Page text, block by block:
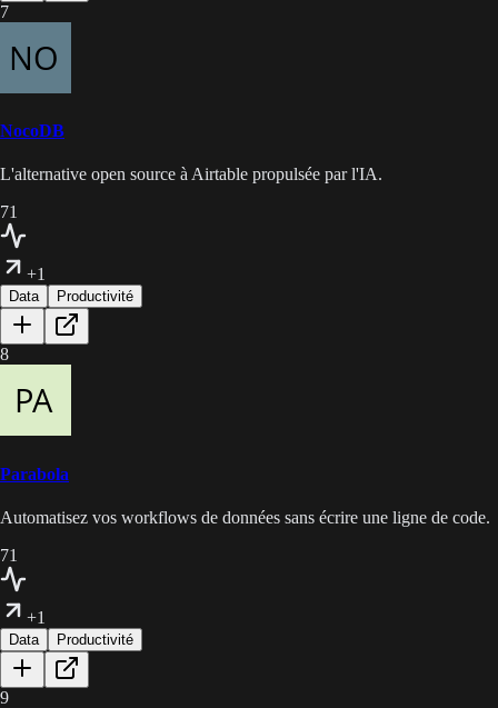
7
NocoDB
L'alternative open source à Airtable propulsée par l'IA.
71
+1
Data Productivité
8
Parabola
Automatisez vos workflows de données sans écrire une ligne de code.
71
+1
Data Productivité
9